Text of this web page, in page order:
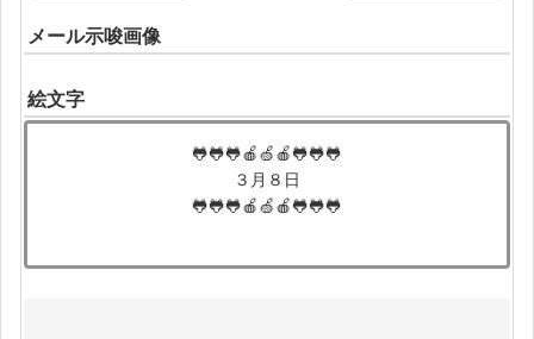
メール示唆画像
絵文字
🐸🐸🐸🍎🍏🍎🐸🐸🐸
３月８日
🐸🐸🐸🍎🍏🍎🐸🐸🐸